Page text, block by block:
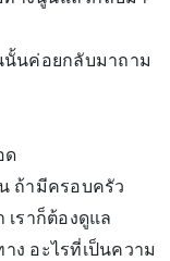
นั้นค่อยกลับมาถาม
ด
ถ้ามีครอบครัว
เราก็ต้องดูแล
ง อะไรที่เป็นความ